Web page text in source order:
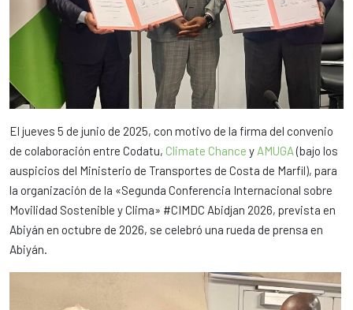
El jueves 5 de junio de 2025, con motivo de la firma del convenio
de colaboración entre Codatu, Climate Chance y AMUGA(bajo los
auspicios del Ministerio de Transportes de Costa de Marfil), para
la organización de la «Segunda Conferencia Internacional sobre
Movilidad Sostenible y Clima» #CIMDC Abidjan 2026, prevista en
Abiyán en octubre de 2026, se celebró una rueda de prensa en
Abiyán.